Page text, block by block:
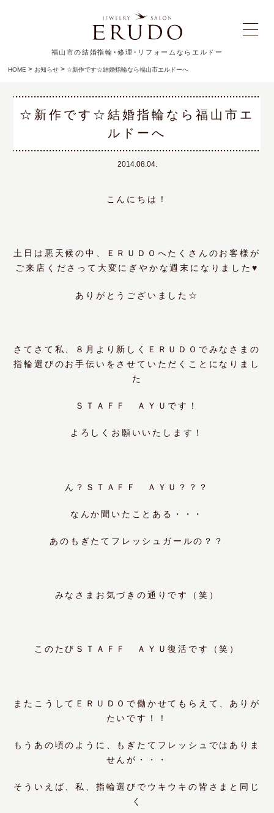
福山市の結婚指輪･修理･リフォームならエルドー
HOME >お知らせ > ☆新作です☆結婚指輪なら福山市エルドーへ
☆新作です☆結婚指輪なら福山市エ
ルドーへ
2014.08.04.
こんにちは！
土日は悪天候の中、ＥＲＵＤＯへたくさんのお客様が
ご来店くださって大変にぎやかな週末になりました♥
ありがとうございました☆
さてさて私、８月より新しくＥＲＵＤＯでみなさまの
指輪選びのお手伝いをさせていただくことになりまし
た
ＳＴＡＦＦ ＡＹＵです！
よろしくお願いいたします！
ん？ＳＴＡＦＦ ＡＹＵ？？？
なんか聞いたことある・・・
あのもぎたてフレッシュガールの？？
みなさまお気づきの通りです（笑）
このたびＳＴＡＦＦ ＡＹＵ復活です（笑）
またこうしてＥＲＵＤＯで働かせてもらえて、ありが
たいです！！
もうあの頃のように、もぎたてフレッシュではありま
せんが・・・
そういえば、私、指輪選びでウキウキの皆さまと同じ
く